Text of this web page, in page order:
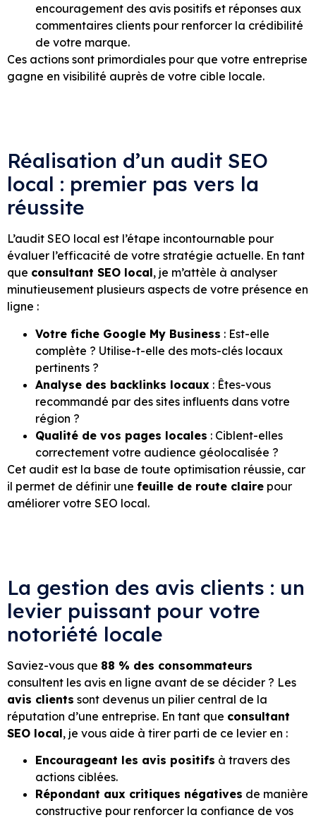
encouragement des avis positifs et réponses aux
commentaires clients pour renforcer la crédibilité
de votre marque.
Ces actions sont primordiales pour que votre entreprise
gagne en visibilité auprès de votre cible locale.
Réalisation d’un audit SEO
local : premier pas vers la
réussite
L’audit SEO local est l’étape incontournable pour
évaluer l’efficacité de votre stratégie actuelle. En tant
que consultant SEO local, je m’attèle à analyser
minutieusement plusieurs aspects de votre présence en
ligne :
Votre fiche Google My Business : Est-elle
complète ? Utilise-t-elle des mots-clés locaux
pertinents ?
Analyse des backlinks locaux : Êtes-vous
recommandé par des sites influents dans votre
région ?
Qualité de vos pages locales : Ciblent-elles
correctement votre audience géolocalisée ?
Cet audit est la base de toute optimisation réussie, car
il permet de définir une feuille de route claire pour
améliorer votre SEO local.
La gestion des avis clients : un
levier puissant pour votre
notoriété locale
Saviez-vous que 88 % des consommateurs
consultent les avis en ligne avant de se décider ? Les
avis clients sont devenus un pilier central de la
réputation d’une entreprise. En tant que consultant
SEO local, je vous aide à tirer parti de ce levier en :
Encourageant les avis positifs à travers des
actions ciblées.
Répondant aux critiques négatives de manière
constructive pour renforcer la confiance de vos